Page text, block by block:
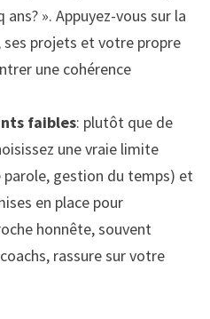
». Appuyez-vous sur la
ses projets et votre propre
une cohérence
faibles: plutôt que de
une vraie limite
gestion du temps) et
en place pour
honnête, souvent
rassure sur votre